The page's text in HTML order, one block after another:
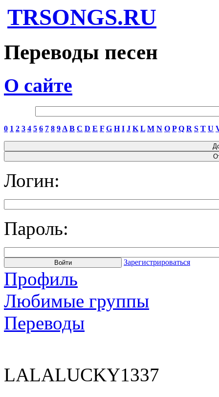
TRSONGS.RU
Переводы песен
О сайте
0 1 2 3 4 5 6 7 8 9 A B C D E F G H I J K L M N O P Q R S T U
Логин:
Пароль:
Зарегистрироваться
Профиль
Любимые группы
Переводы
LALALUCKY1337